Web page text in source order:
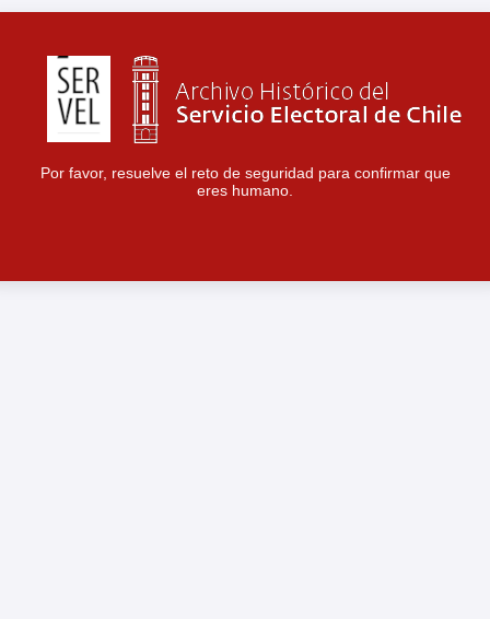
Por favor, resuelve el reto de seguridad para confirmar que
eres humano.